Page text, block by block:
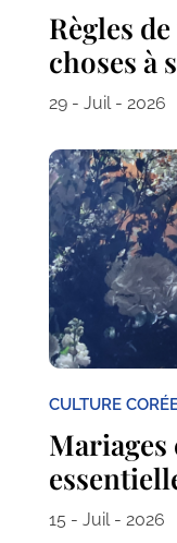
Règles
choses à
29 - Juil - 2026
CULTURE
Mariages
15 - Juil - 2026